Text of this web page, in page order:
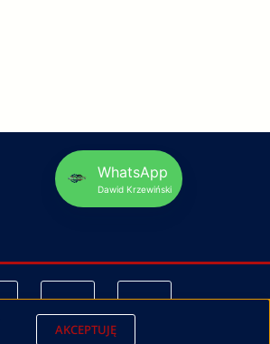
WhatsApp
Dawid Krzewiński
AKCEPTUJĘ